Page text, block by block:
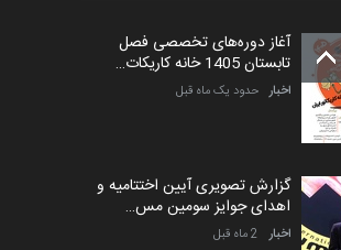
آغاز دوره‌های تخصصی فصل
تابستان 1405 خانه کاریکات…
اخبار حدود یک ماه قبل
گزارش تصویری آیین اختتامیه و
اهدای جوایز سومین مس…
اخبار 2 ماه قبل